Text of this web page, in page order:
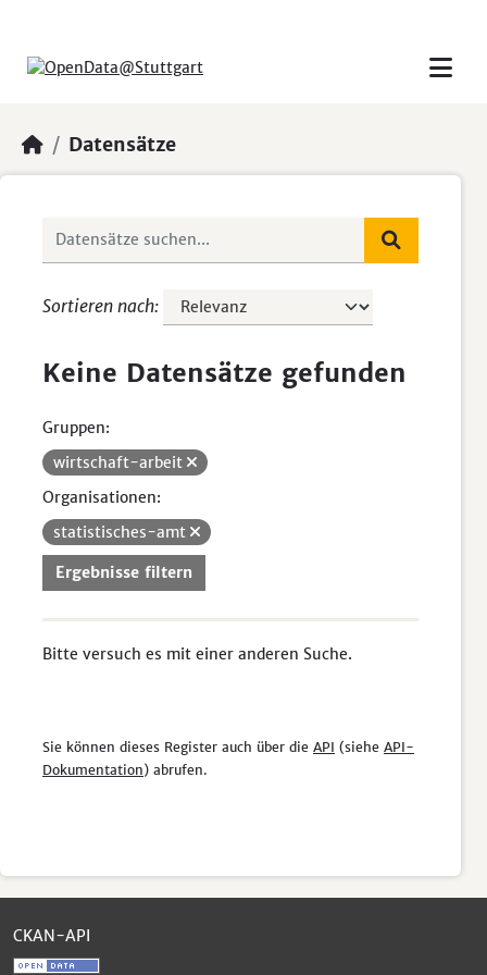
Datensätze
Sortieren nach
Keine Datensätze gefunden
Gruppen:
wirtschaft-arbeit
Organisationen:
statistisches-amt
Ergebnisse filtern
Bitte versuch es mit einer anderen Suche.
Sie können dieses Register auch über die API (siehe API-
Dokumentation) abrufen.
CKAN-API